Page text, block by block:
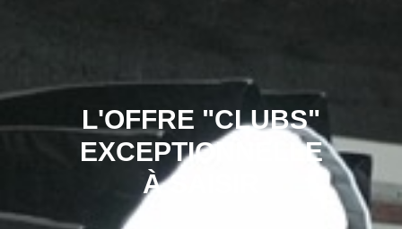
L'OFFRE "CLUBS"
EXCEPTIONNELLE
À SAISIR